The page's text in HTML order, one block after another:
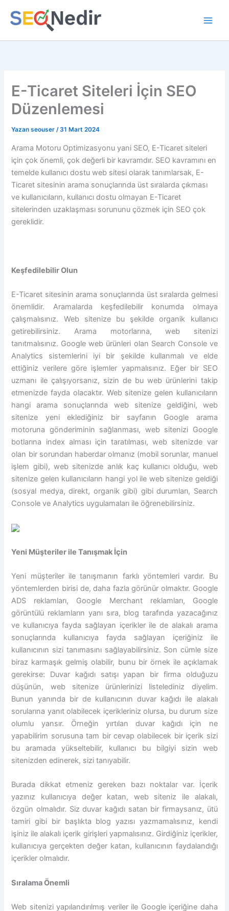
atla
E-Ticaret Siteleri İçin SEO
Düzenlemesi
Yazan seouser/31 Mart 2024
Arama Motoru Optimizasyonu yani SEO, E-Ticaret siteleri
için çok önemli, çok değerli bir kavramdır. SEO kavramını en
temelde kullanıcı dostu web sitesi olarak tanımlarsak, E-
Ticaret sitesinin arama sonuçlarında üst sıralarda çıkması
ve kullanıcıların, kullanıcı dostu olmayan E-Ticaret
sitelerinden uzaklaşması sorununu çözmek için SEO çok
gereklidir.
Keşfedilebilir Olun
E-Ticaret sitesinin arama sonuçlarında üst sıralarda gelmesi
önemlidir. Aramalarda keşfedilebilir konumda olmaya
çalışmalısınız. Web sitenize bu şekilde organik kullanıcı
getirebilirsiniz. Arama motorlarına, web sitenizi
tanıtmalısınız. Google web ürünleri olan Search Console ve
Analytics sistemlerini iyi bir şekilde kullanmalı ve elde
ettiğiniz verilere göre işlemler yapmalısınız. Eğer bir SEO
uzmanı ile çalışıyorsanız, sizin de bu web ürünlerini takip
etmenizde fayda olacaktır. Web sitenize gelen kullanıcıların
hangi arama sonuçlarında web sitenize geldiğini, web
sitenize yeni eklediğiniz bir sayfanın Google arama
motoruna gönderiminin sağlanması, web sitenizi Google
botlarına index alması için taratılması, web sitenizde var
olan bir sorundan haberdar olmanız (mobil sorunlar, manuel
işlem gibi), web sitenizde anlık kaç kullanıcı olduğu, web
sitenize gelen kullanıcıların hangi yol ile web sitenize geldiği
(sosyal medya, direkt, organik gibi) gibi durumları, Search
Console ve Analytics uygulamaları ile öğrenebilirsiniz.
Yeni Müşteriler ile Tanışmak İçin
Yeni müşteriler ile tanışmanın farklı yöntemleri vardır. Bu
yöntemlerden birisi de, daha fazla görünür olmaktır. Google
ADS reklamları, Google Merchant reklamları, Google
görüntülü reklamların yanı sıra, blog tarafında yazacağınız
ve kullanıcıya fayda sağlayan içerikler ile de alakalı arama
sonuçlarında kullanıcıya fayda sağlayan içeriğiniz ile
kullanıcının sizi tanımasını sağlayabilirsiniz. Son cümle size
biraz karmaşık gelmiş olabilir, bunu bir örnek ile açıklamak
gerekirse: Duvar kağıdı satışı yapan bir firma olduğuzu
düşünün, web sitenize ürünlerinizi listelediniz diyelim.
Bunun yanında bir de kullanıcının duvar kağıdı ile alakalı
sorularına yanıt olabilecek içerikleriniz olursa, bu durum size
olumlu yansır. Örneğin yırtılan duvar kağıdı için ne
yapabilirim sorusuna tam bir cevap olabilecek bir içerik sizi
bu aramada yükseltebilir, kullanıcı bu bilgiyi sizin web
sitenizden edinerek, sizi tanıyabilir.
Burada dikkat etmeniz gereken bazı noktalar var. İçerik
yazınız kullanıcıya değer katan, web siteniz ile alakalı,
özgün olmalıdır. Siz duvar kağıdı satan bir firmaysanız, ütü
tamiri gibi bir başlıkta blog yazısı yazmamalısınız, kendi
işiniz ile alakalı içerik girişleri yapmalısınız. Girdiğiniz içerikler,
kullanıcıya gerçekten değer katan, kullanıcının faydalandığı
içerikler olmalıdır.
Sıralama Önemli
Web sitenizi yapılandırılmış veriler ile Google içeriğine daha